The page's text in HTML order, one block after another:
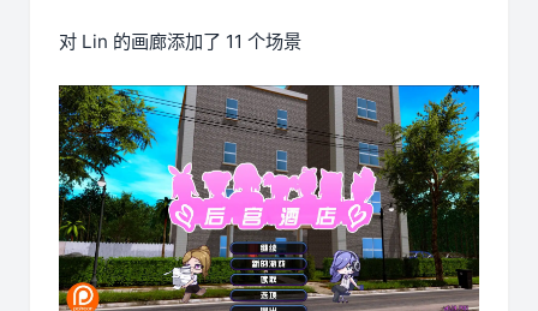
对 Lin 的画廊添加了 11 个场景